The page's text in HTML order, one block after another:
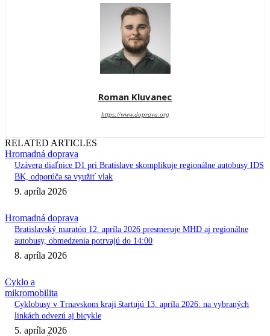
Roman Kluvanec
https://www.doprava.org
RELATED ARTICLES
Hromadná doprava
Uzávera diaľnice D1 pri Bratislave skomplikuje regionálne autobusy IDS
BK, odporúča sa využiť vlak
9. apríla 2026
Hromadná doprava
Bratislavský maratón 12. apríla 2026 presmeruje MHD aj regionálne
autobusy, obmedzenia potrvajú do 14:00
8. apríla 2026
Cyklo a
mikromobilita
Cyklobusy v Trnavskom kraji štartujú 13. apríla 2026: na vybraných
linkách odvezú aj bicykle
5. apríla 2026